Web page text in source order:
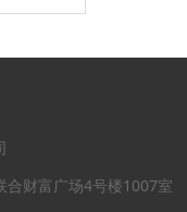
合财富广场4号楼1007室